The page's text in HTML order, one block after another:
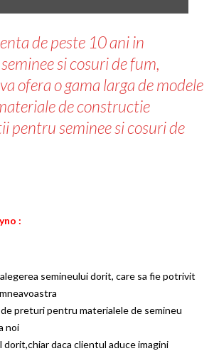
de peste 10 ani in
si cosuri de fum,
ofera o gama larga de modele
de constructie
pentru seminee si cosuri de
:
semineului dorit, care sa fie potrivit
preturi pentru materialele de semineu
noi
daca clientul aduce imagini